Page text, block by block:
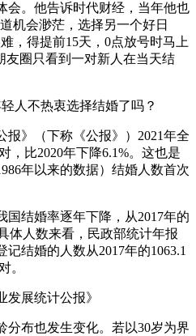
会。他告诉时代财经，当年他也
机会渺茫，选择另一个好日
，得提前15天，0点放号时马上
友圈只看到一对新人在当天结
人不热衷选择结婚了吗？
报》（下称《公报》）2021年全
，比2020年下降6.1%。这也是
年以来的数据）结婚人数首次
国结婚率逐年下降，从2017年的
体人数来看，民政部统计年报
结婚的人数从2017年的1063.1
。
发展统计公报》
分布也发生变化。若以30岁为界